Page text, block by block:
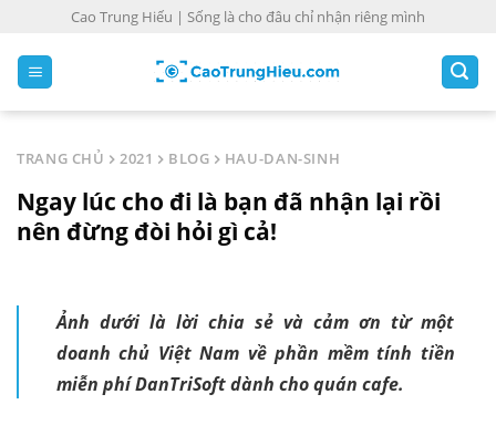
Cao Trung Hiếu | Sống là cho đâu chỉ nhận riêng mình
TRANG CHỦ 2021 BLOG HAU-DAN-SINH
Ngay lúc cho đi là bạn đã nhận lại rồi
nên đừng đòi hỏi gì cả!
Ảnh dưới là lời chia sẻ và cảm ơn từ một
doanh chủ Việt Nam về phần mềm tính tiền
miễn phí DanTriSoft dành cho quán cafe.